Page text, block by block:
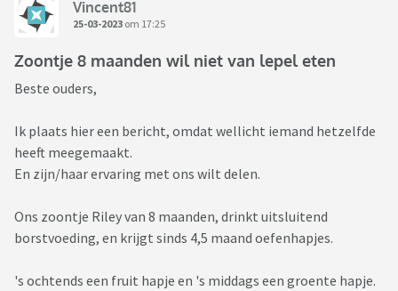
Vincent81
25-03-2023 om 17:25
Zoontje 8 maanden wil niet van lepel eten
Beste ouders,
Ik plaats hier een bericht, omdat wellicht iemand hetzelfde
heeft meegemaakt.
En zijn/haar ervaring met ons wilt delen.
Ons zoontje Riley van 8 maanden, drinkt uitsluitend
borstvoeding, en krijgt sinds 4,5 maand oefenhapjes.
's ochtends een fruit hapje en 's middags een groente hapje.